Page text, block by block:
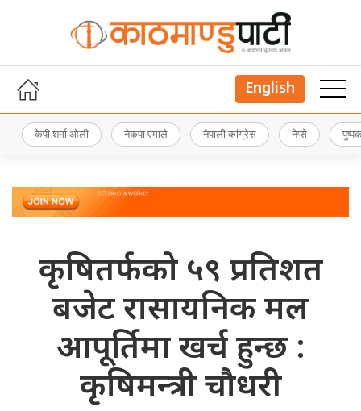
English
केपी शर्मा ओली नेकपा एमाले नेपाली कांग्रेस नेप्से
कृषितर्फको ५९ प्रतिशत
बजेट रासायनिक मल
आपूर्तिमा खर्च हुन्छ :
कृषिमन्त्री चौधरी